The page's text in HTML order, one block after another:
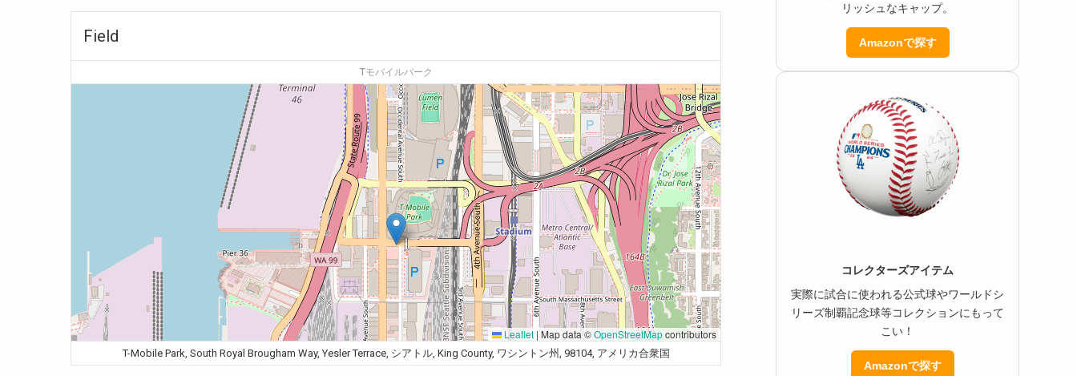
Field
Tモバイルパーク
Leaflet | Map data ©OpenStreetMapcontributors
T-Mobile Park, South Royal Brougham Way, Yesler Terrace, シアトル, King County, ワシントン州, 98104, アメリカ合衆国
リッシュなキャップ。
Amazonで探す
コレクターズアイテム
実際に試合に使われる公式球やワールドシ
リーズ制覇記念球等コレクションにもって
こい！
Amazonで探す